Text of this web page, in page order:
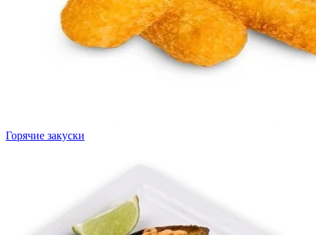
Горячие закуски